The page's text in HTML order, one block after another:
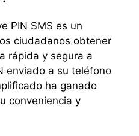
PIN SMS es un
ciudadanos obtener
rápida y segura a
enviado a su teléfono
ha ganado
conveniencia y